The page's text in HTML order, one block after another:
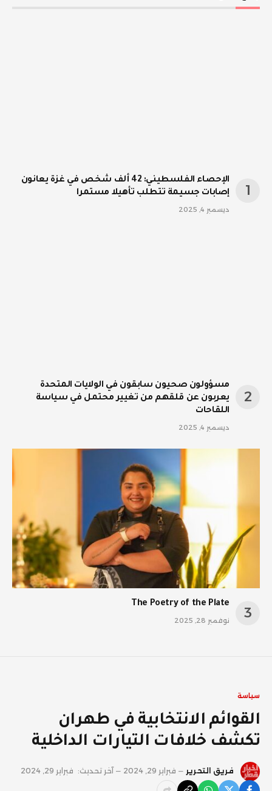
الإحصاء الفلسطيني: 42 ألف شخص في غزة يعانون
إصابات جسيمة تتطلب تأهيلا مستمرا
ديسمبر 4, 2025
مسؤولون صحيون سابقون في الولايات المتحدة
يعربون عن قلقهم من تغيير محتمل في سياسة
اللقاحات
ديسمبر 4, 2025
The Poetry of the Plate
نوفمبر 28, 2025
سياسة
القوائم الانتخابية في طهران
تكشف خلافات التيارات الداخلية
فريق التحرير فبراير 29, 2024 آخر تحديث: فبراير 29, 2024